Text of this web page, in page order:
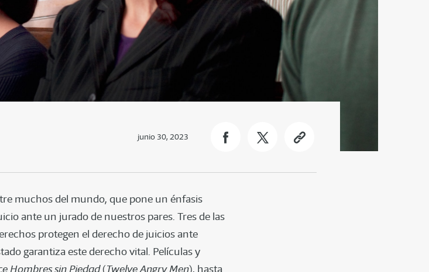
junio 30, 2023
muchos del mundo, que pone un énfasis
ante un jurado de nuestros pares. Tres de las
protegen el derecho de juicios ante
garantiza este derecho vital. Películas y
Hombres sin Piedad(Twelve Angry Men), hasta